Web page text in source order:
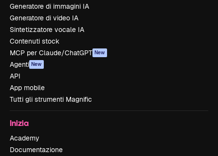
Generatore di immagini IA
Generatore di video IA
Sintetizzatore vocale IA
Contenuti stock
MCP per Claude/ChatGPT New
Agenti New
API
App mobile
Tutti gli strumenti Magnific
Inizia
Academy
Documentazione